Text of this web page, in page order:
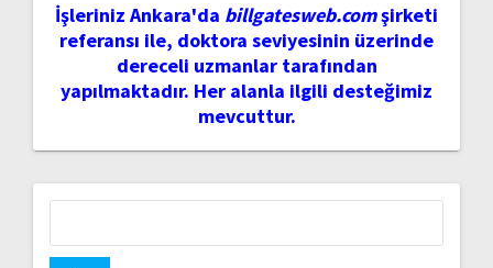
İşleriniz Ankara'da billgatesweb.comşirketi
referansı ile, doktora seviyesinin üzerinde
dereceli uzmanlar tarafından
yapılmaktadır. Her alanla ilgili desteğimiz
mevcuttur.